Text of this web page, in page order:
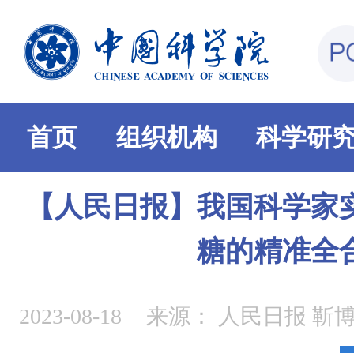
首页 组织机构 科学研
【人民日报】我国科学
糖的精准全
2023-08-18 来源： 人民日报 靳